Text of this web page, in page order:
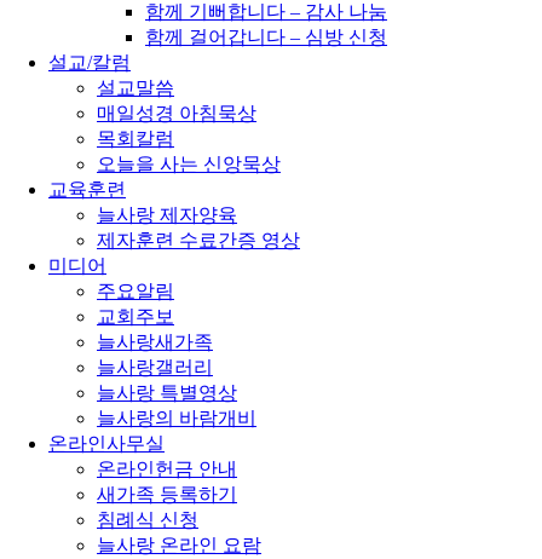
함께 기뻐합니다 – 감사 나눔
함께 걸어갑니다 – 심방 신청
설교/칼럼
설교말씀
매일성경 아침묵상
목회칼럼
오늘을 사는 신앙묵상
교육훈련
늘사랑 제자양육
제자훈련 수료간증 영상
미디어
주요알림
교회주보
늘사랑새가족
늘사랑갤러리
늘사랑 특별영상
늘사랑의 바람개비
온라인사무실
온라인헌금 안내
새가족 등록하기
침례식 신청
늘사랑 온라인 요람